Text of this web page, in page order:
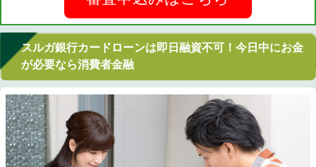
スルガ銀行カードローンは即日融資不可！今日中にお金
が必要なら消費者金融